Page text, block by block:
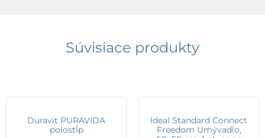
Súvisiace produkty
Duravit PURAVIDA
polostĺp
Ideal Standard Connect
Freedom Umývadlo,